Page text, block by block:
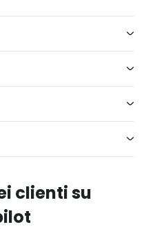
clienti su